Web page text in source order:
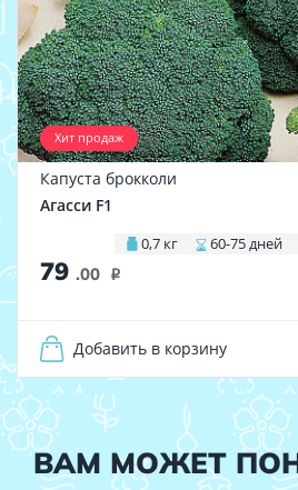
Хит продаж
Капуста брокколи
Агасси F1
0,7 кг 60-75 дней
79 .00 i
Добавить в корзину
ВАМ МОЖЕТ